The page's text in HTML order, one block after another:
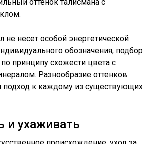
оттенок талисмана с
не несет особой энергетической
обозначения, подбор
принципу схожести цвета с
Разнообразие оттенков
подход к каждому из существующих
и ухаживать